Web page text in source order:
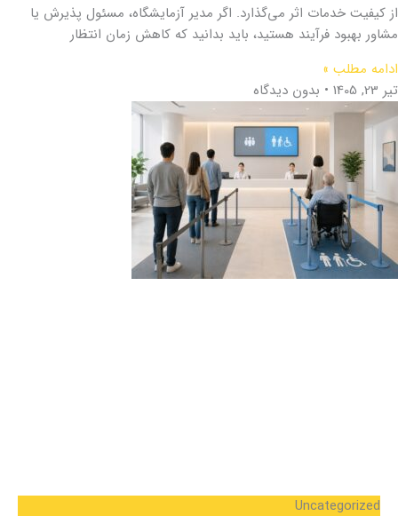
از کیفیت خدمات اثر می‌گذارد. اگر مدیر آزمایشگاه، مسئول پذیرش یا
مشاور بهبود فرآیند هستید، باید بدانید که کاهش زمان انتظار
ادامه مطلب »
تیر 23, 1405
بدون دیدگاه
Uncategorized